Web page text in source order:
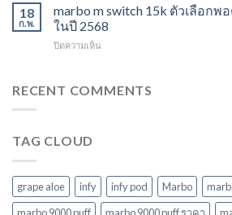
2568
ทิ้ง
หลาก
ตัว
ตอบ
15000
puff
พอต
ใช้
บุหรี่
18
ก.พ.
marbo m switch 15k ตัวเลือก
ในปี 2568
ปิดความเห็น
switch
นิยม
ใหม่
ล่าสุด
RECENT COMMENTS
TAG CLOUD
grape aloe infy infy pod Marbo